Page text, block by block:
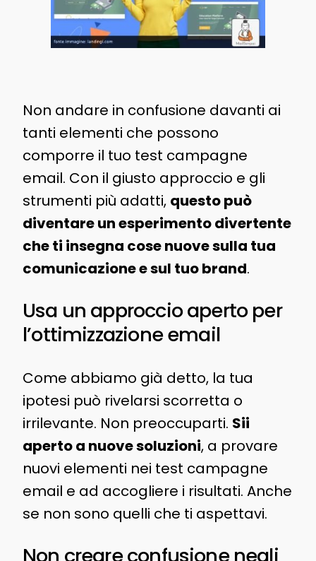
Non andare in confusione davanti ai
tanti elementi che possono
comporre il tuo test campagne
email. Con il giusto approccio e gli
strumenti più adatti, questo può
diventare un esperimento divertente
che ti insegna cose nuove sulla tua
comunicazione e sul tuo brand.
Usa un approccio aperto per
l’ottimizzazione email
Come abbiamo già detto, la tua
ipotesi può rivelarsi scorretta o
irrilevante. Non preoccuparti. Sii
aperto a nuove soluzioni, a provare
nuovi elementi nei test campagne
email e ad accogliere i risultati. Anche
se non sono quelli che ti aspettavi.